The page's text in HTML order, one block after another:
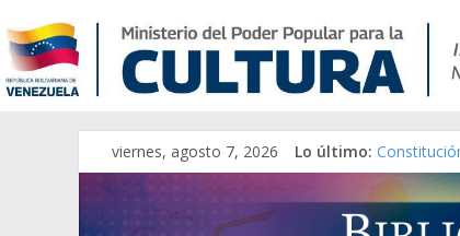
viernes, agosto 7, 2026 Lo último:
Una
Modesta
Gaceta